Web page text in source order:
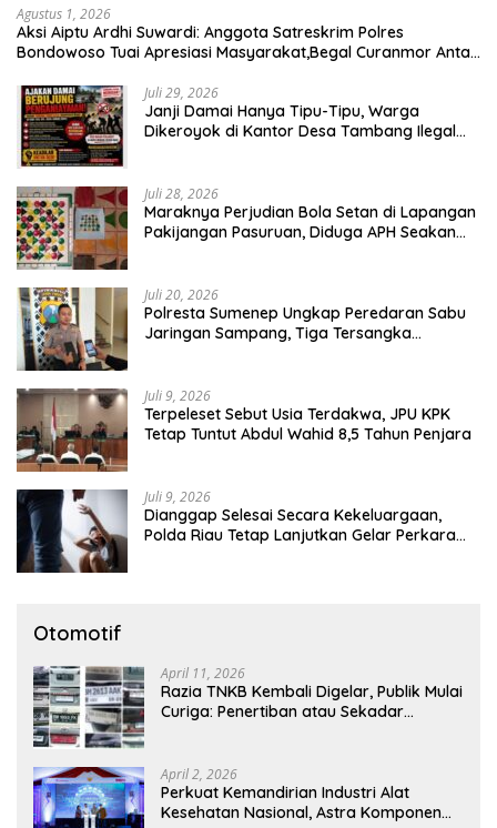
Agustus 1, 2026
Aksi Aiptu Ardhi Suwardi: Anggota Satreskrim Polres
Bondowoso Tuai Apresiasi Masyarakat,Begal Curanmor Antar
Juli 29, 2026
Janji Damai Hanya Tipu-Tipu, Warga
Dikeroyok di Kantor Desa Tambang Ilegal
Juli 28, 2026
Maraknya Perjudian Bola Setan di Lapangan
Pakijangan Pasuruan, Diduga APH Seakan
Juli 20, 2026
Polresta Sumenep Ungkap Peredaran Sabu
Jaringan Sampang, Tiga Tersangka
Juli 9, 2026
Terpeleset Sebut Usia Terdakwa, JPU KPK
Tetap Tuntut Abdul Wahid 8,5 Tahun Penjara
Juli 9, 2026
Dianggap Selesai Secara Kekeluargaan,
Polda Riau Tetap Lanjutkan Gelar Perkara
Otomotif
April 11, 2026
Razia TNKB Kembali Digelar, Publik Mulai
Curiga: Penertiban atau Sekadar
April 2, 2026
Perkuat Kemandirian Industri Alat
Kesehatan Nasional, Astra Komponen